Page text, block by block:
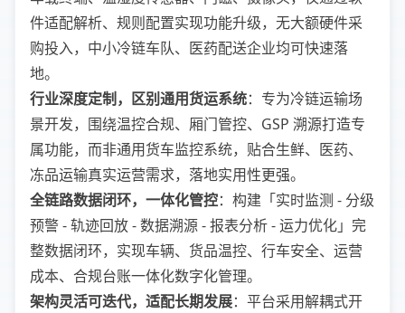
件适配解析、规则配置实现功能升级，无大额硬件采
购投入，中小冷链车队、医药配送企业均可快速落
地。
行业深度定制，区别通用货运系统：专为冷链运输场
景开发，围绕温控合规、厢门管控、GSP 溯源打造专
属功能，而非通用货车监控系统，贴合生鲜、医药、
冻品运输真实运营需求，落地实用性更强。
全链路数据闭环，一体化管控：构建「实时监测 - 分级
预警 - 轨迹回放 - 数据溯源 - 报表分析 - 运力优化」完
整数据闭环，实现车辆、货品温控、行车安全、运营
成本、合规台账一体化数字化管理。
架构灵活可迭代，适配长期发展：平台采用解耦式开